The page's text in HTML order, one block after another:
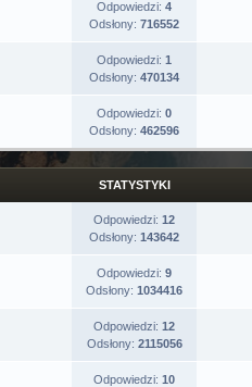
Odpowiedzi: 4
Odsłony: 716552
Odpowiedzi: 1
Odsłony: 470134
Odpowiedzi: 0
Odsłony: 462596
STATYSTYKI
Odpowiedzi: 12
Odsłony: 143642
Odpowiedzi: 9
Odsłony: 1034416
Odpowiedzi: 12
Odsłony: 2115056
Odpowiedzi: 10